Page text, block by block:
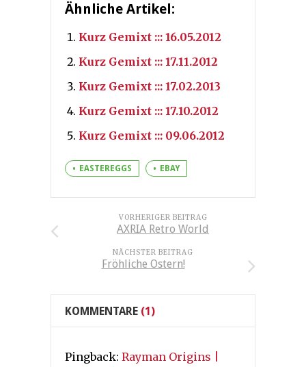
Ähnliche Artikel:
Kurz Gemixt ::: 16.05.2012
Kurz Gemixt ::: 17.11.2012
Kurz Gemixt ::: 17.02.2013
Kurz Gemixt ::: 17.10.2012
Kurz Gemixt ::: 09.06.2012
EASTEREGGS EBAY
VORHERIGER BEITRAG
AXRIA Retro World
NÄCHSTER BEITRAG
Fröhliche Ostern!
KOMMENTARE (1)
Pingback: Rayman Origins |